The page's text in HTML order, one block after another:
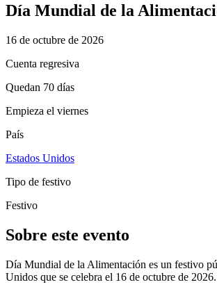
Día Mundial de la
16 de octubre de 2026
Cuenta regresiva
Quedan 70 días
Empieza el viernes
País
Estados Unidos
Tipo de festivo
Festivo
Sobre este evento
Día Mundial de la Alimentación es un festivo
Unidos que se celebra el 16 de octubre de 2026.